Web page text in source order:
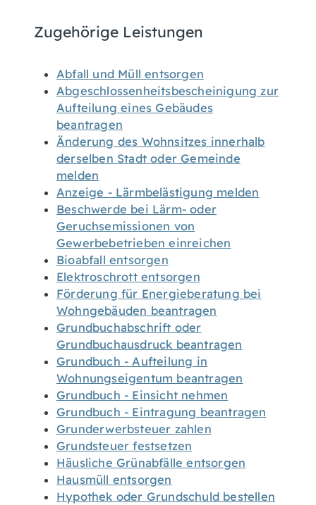
Zugehörige Leistungen
Abfall und Müll entsorgen
Abgeschlossenheitsbescheinigung zur
Aufteilung eines Gebäudes
beantragen
Änderung des Wohnsitzes innerhalb
derselben Stadt oder Gemeinde
melden
Anzeige - Lärmbelästigung melden
Beschwerde bei Lärm- oder
Geruchsemissionen von
Gewerbebetrieben einreichen
Bioabfall entsorgen
Elektroschrott entsorgen
Förderung für Energieberatung bei
Wohngebäuden beantragen
Grundbuchabschrift oder
Grundbuchausdruck beantragen
Grundbuch - Aufteilung in
Wohnungseigentum beantragen
Grundbuch - Einsicht nehmen
Grundbuch - Eintragung beantragen
Grunderwerbsteuer zahlen
Grundsteuer festsetzen
Häusliche Grünabfälle entsorgen
Hausmüll entsorgen
Hypothek oder Grundschuld bestellen